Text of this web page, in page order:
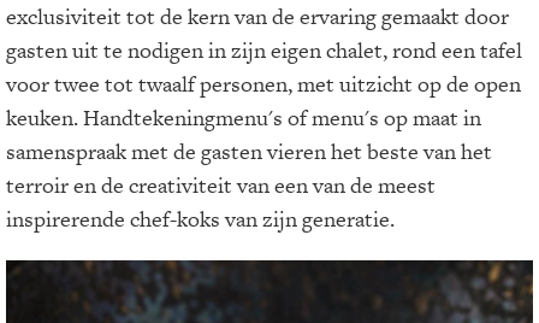
exclusiviteit tot de kern van de ervaring gemaakt door
gasten uit te nodigen in zijn eigen chalet, rond een tafel
voor twee tot twaalf personen, met uitzicht op de open
keuken. Handtekeningmenu's of menu's op maat in
samenspraak met de gasten vieren het beste van het
terroir en de creativiteit van een van de meest
inspirerende chef-koks van zijn generatie.